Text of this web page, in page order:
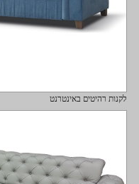
לקנות רהיטים באינטרנט